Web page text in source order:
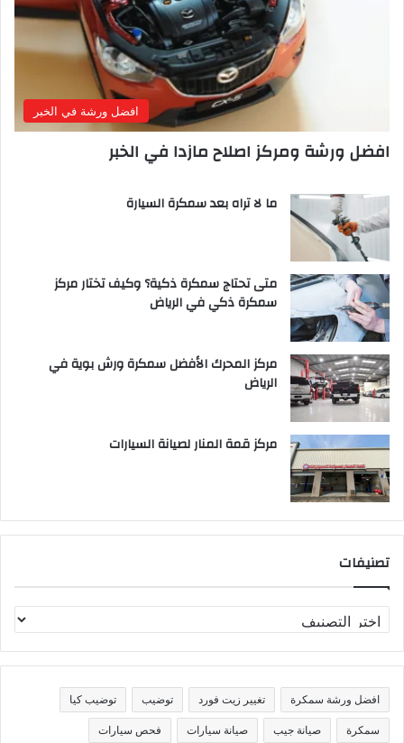
افضل ورشة في الخبر
افضل ورشة ومركز اصلاح مازدا في الخبر
ما لا تراه بعد سمكرة السيارة
متى تحتاج سمكرة ذكية؟ وكيف تختار مركز
سمكرة ذكي في الرياض
مركز المحرك الأفضل سمكرة ورش بوية في
الرياض
مركز قمة المنار لصيانة السيارات
تصنيفات
ص
ن
ف
ا
افضل ورشة سمكرة تغيير زيت فورد توضيب توضيب كيا
سمكرة صيانة جيب صيانة سيارات فحص سيارات